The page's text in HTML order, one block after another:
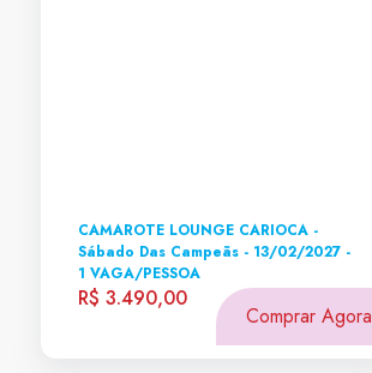
CAMAROTE LOUNGE CARIOCA -
Sábado Das Campeãs - 13/02/2027 -
1 VAGA/PESSOA
R$ 3.490,00
Comprar Agora